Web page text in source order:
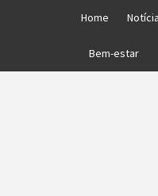
Home
Bem-estar